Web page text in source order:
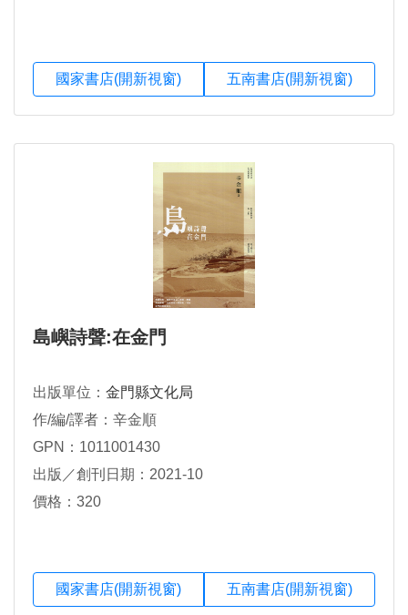
國家書店(開新視窗) 五南書店(開新視窗)
島嶼詩聲:在金門
出版單位： 金門縣文化局
作/編/譯者：辛金順
GPN：1011001430
出版／創刊日期：2021-10
價格：320
國家書店(開新視窗) 五南書店(開新視窗)